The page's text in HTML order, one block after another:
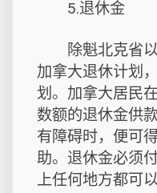
5.退休金
除魁北克省以
加拿大退休计划
划。加拿大居民
数额的退休金供
有障碍时，便可
助。退休金必须
上任何地方都可以